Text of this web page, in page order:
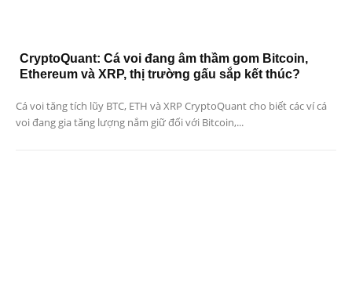
CryptoQuant: Cá voi đang âm thầm gom Bitcoin,
Ethereum và XRP, thị trường gấu sắp kết thúc?
Cá voi tăng tích lũy BTC, ETH và XRP CryptoQuant cho biết các ví cá
voi đang gia tăng lượng nắm giữ đối với Bitcoin,...